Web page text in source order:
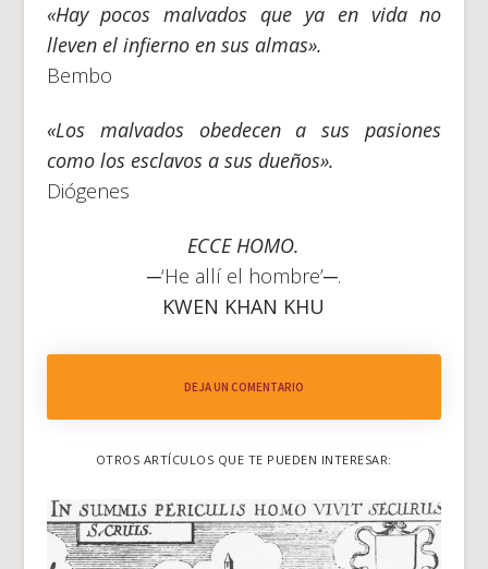
«Hay pocos malvados que ya en vida no
lleven el infierno en sus almas».
Bembo
«Los malvados obedecen a sus pasiones
como los esclavos a sus dueños».
Diógenes
ECCE HOMO.
─‘He allí el hombre’─.
KWEN KHAN KHU
DEJA UN COMENTARIO
OTROS ARTÍCULOS QUE TE PUEDEN INTERESAR: